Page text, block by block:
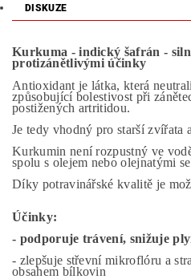
DISKUZE
Kurkuma - indický šafrán -
protizánětlivými účinky
Antioxidant je látka, která
způsobující bolestivost při
postižených artritidou.
Je tedy vhodný pro starší zvířata
Kurkumin není rozpustný ve
spolu s olejem nebo olejnatými
Díky potravinářské kvalitě je
Účinky:
- podporuje trávení, snižuje
- zlepšuje střevní mikroflóru a
obsahem bílkovin